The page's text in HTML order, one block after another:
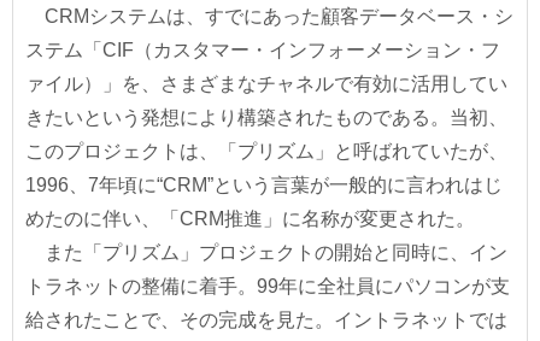
CRMシステムは、すでにあった顧客データベース・シ
ステム「CIF（カスタマー・インフォーメーション・フ
ァイル）」を、さまざまなチャネルで有効に活用してい
きたいという発想により構築されたものである。当初、
このプロジェクトは、「プリズム」と呼ばれていたが、
1996、7年頃に“CRM”という言葉が一般的に言われはじ
めたのに伴い、「CRM推進」に名称が変更された。
また「プリズム」プロジェクトの開始と同時に、イン
トラネットの整備に着手。99年に全社員にパソコンが支
給されたことで、その完成を見た。イントラネットでは